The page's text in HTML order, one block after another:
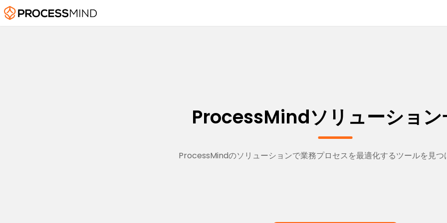
ProcessMindソリューション
ProcessMindのソリューションで業務プロセスを最適化するツールを見つ